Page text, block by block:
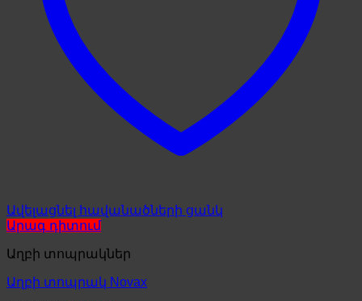
Ավելացնել հավանածների ցանկ
Արագ դիտում
Աղբի տոպրակներ
Աղբի տոպրակ Novax